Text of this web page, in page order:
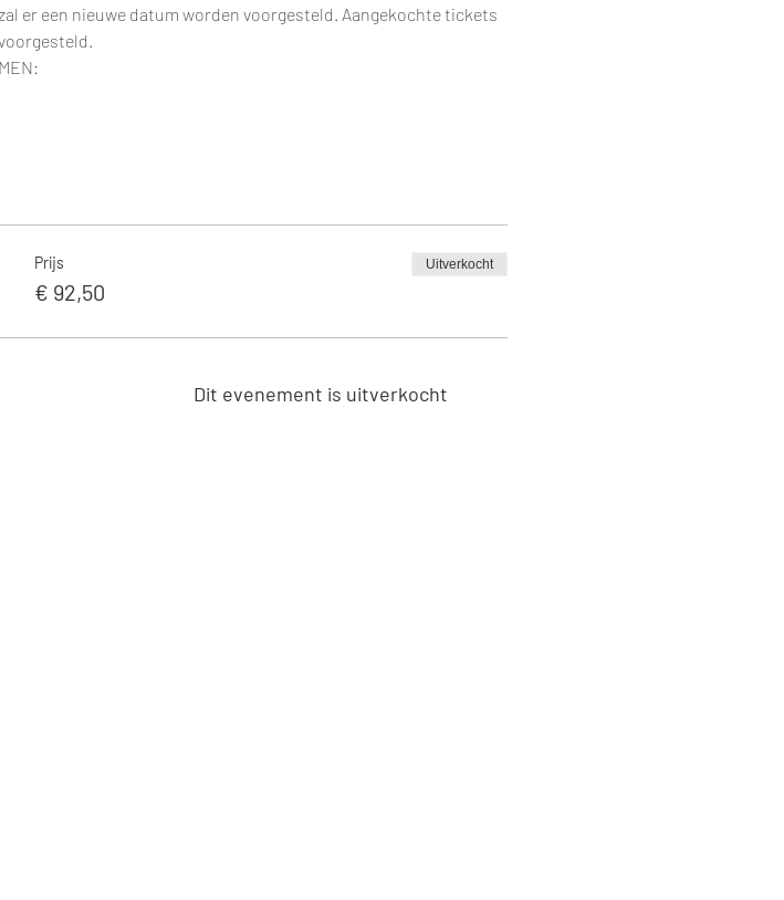
er een nieuwe datum worden voorgesteld. Aangekochte tickets
Prijs
€ 92,50
Uitverkocht
Dit evenement is uitverkocht